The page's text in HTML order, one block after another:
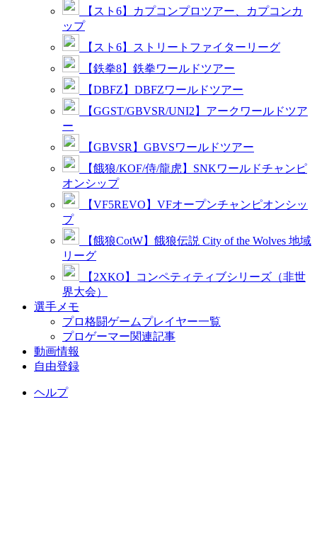
【スト6】カプコンプロツアー、カプコンカ
ップ
【スト6】ストリートファイターリーグ
【鉄拳8】鉄拳ワールドツアー
【DBFZ】DBFZワールドツアー
【GGST/GBVSR/UNI2】アークワールドツア
ー
【GBVSR】GBVSワールドツアー
【餓狼/KOF/侍/龍虎】SNKワールドチャンピ
オンシップ
【VF5REVO】VFオープンチャンピオンシッ
プ
【餓狼CotW】餓狼伝説 City of the Wolves 地域
リーグ
【2XKO】コンペティティブシリーズ（非世
界大会）
選手メモ
プロ格闘ゲームプレイヤー一覧
プロゲーマー関連記事
動画情報
自由登録
ヘルプ